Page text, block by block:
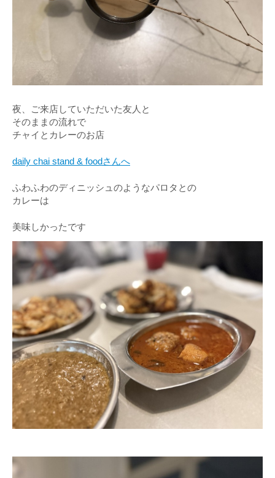
夜、ご来店していただいた友人と
そのままの流れで
チャイとカレーのお店
daily chai stand & foodさんへ
ふわふわのディニッシュのようなパロタとの
カレーは
美味しかったです